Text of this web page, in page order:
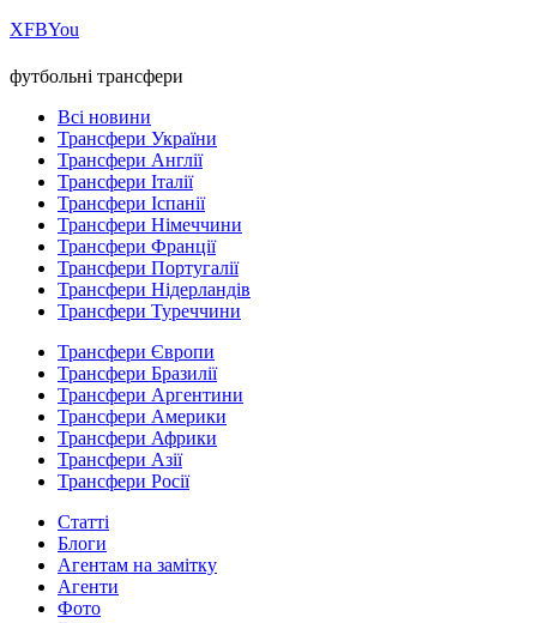
ХFBYou
футбольні трансфери
Всі новини
Трансфери України
Трансфери Англії
Трансфери Італії
Трансфери Іспанії
Трансфери Німеччини
Трансфери Франції
Трансфери Португалії
Трансфери Нідерландів
Трансфери Туреччини
Трансфери Європи
Трансфери Бразилії
Трансфери Аргентини
Трансфери Америки
Трансфери Африки
Трансфери Азії
Трансфери Росії
Статті
Блоги
Агентам на замітку
Агенти
Фото